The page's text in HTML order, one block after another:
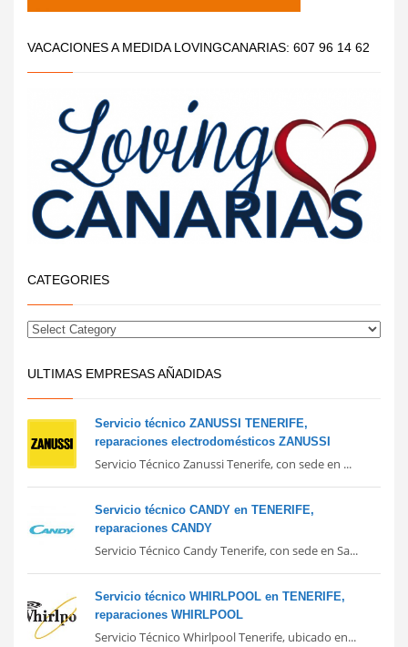
VACACIONES A MEDIDA LOVINGCANARIAS: 607 96 14 62
CATEGORIES
ULTIMAS EMPRESAS AÑADIDAS
Servicio técnico ZANUSSI TENERIFE,
reparaciones electrodomésticos ZANUSSI
Servicio Técnico Zanussi Tenerife, con sede en ...
Servicio técnico CANDY en TENERIFE,
reparaciones CANDY
Servicio Técnico Candy Tenerife, con sede en Sa...
Servicio técnico WHIRLPOOL en TENERIFE,
reparaciones WHIRLPOOL
Servicio Técnico Whirlpool Tenerife, ubicado en...